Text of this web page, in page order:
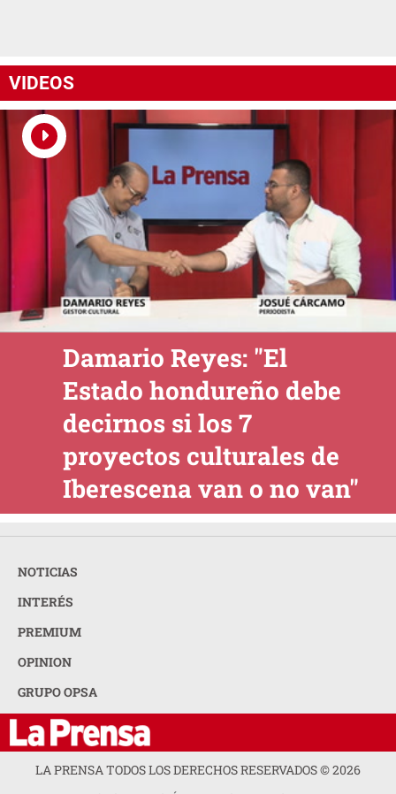
VIDEOS
Damario Reyes: "El
Estado hondureño debe
decirnos si los 7
proyectos culturales de
Iberescena van o no van"
NOTICIAS
INTERÉS
PREMIUM
OPINION
GRUPO OPSA
LA PRENSA TODOS LOS DERECHOS RESERVADOS ©2026